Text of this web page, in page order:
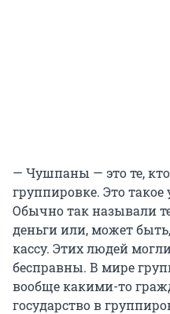
— Чушпаны — это те, кто
группировке. Это такое
Обычно так называли
деньги или, может
кассу. Этих людей
бесправны. В мире
вообще какими-то
государство в